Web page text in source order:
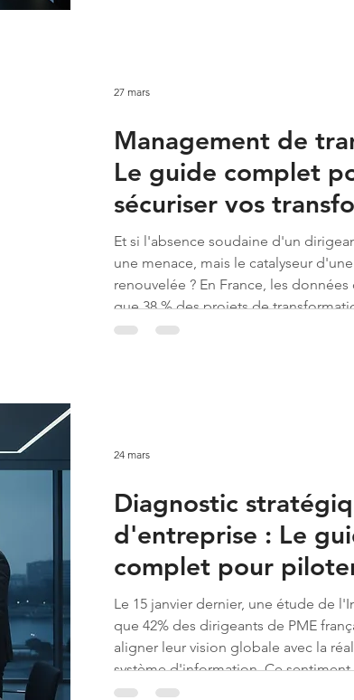
27 mars
Management de
Le guide complet
sécuriser vos
en 2026
Et si l'absence soudaine d'un
une menace, mais le catalyseur
renouvelée ? En France, les
que 38 % des projets de
s'enlisent faute d'un pilotage stable.
24 mars
Diagnostic
d'entreprise : Le
complet pour
croissance en 2026
Le 15 janvier dernier, une étude de
que 42% des dirigeants de PME
aligner leur vision globale avec la
système d'information. Ce sentiment
vue, couplé à la difficulté de prioriser